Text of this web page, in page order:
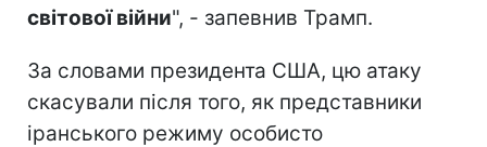
світової війни", - запевнив Трамп.
За словами президента США, цю атаку
скасували після того, як представники
іранського режиму особисто